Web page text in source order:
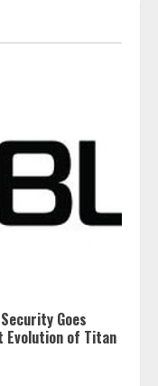
Goes
Evolution of Titan